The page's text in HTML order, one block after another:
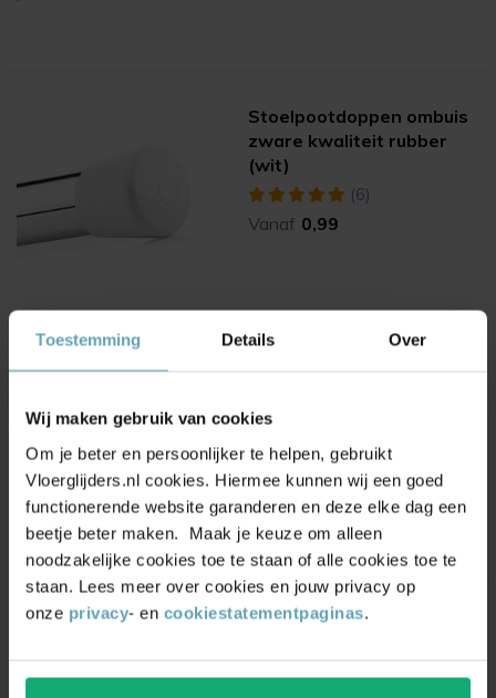
Toestemming Details Over
Wij maken gebruik van cookies
Om je beter en persoonlijker te helpen, gebruikt
Vloerglijders.nl cookies. Hiermee kunnen wij een goed
functionerende website garanderen en deze elke dag een
beetje beter maken. Maak je keuze om alleen
noodzakelijke cookies toe te staan of alle cookies toe te
staan. Lees meer over cookies en jouw privacy op
onze privacy- en cookiestatementpaginas.
Stoelpootdoppen ombuis
zware kwaliteit rubber
(wit)
(6)
Vanaf 0,99
Vanaf 0,55
Stoelpootdoppen ombuis
(9)